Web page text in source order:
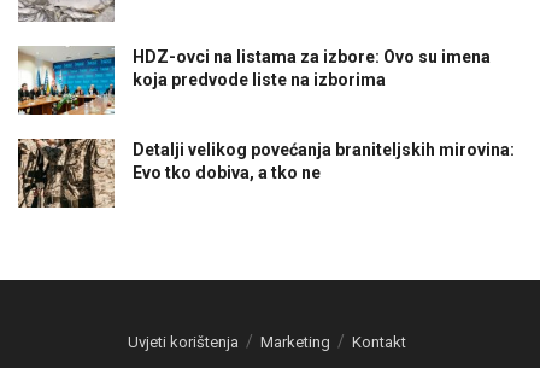
HDZ-ovci na listama za izbore: Ovo su imena
koja predvode liste na izborima
Detalji velikog povećanja braniteljskih mirovina:
Evo tko dobiva, a tko ne
Uvjeti korištenja Marketing Kontakt